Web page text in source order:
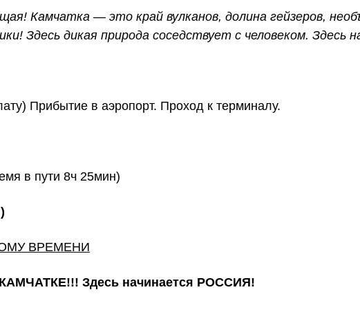
Камчатка — это край вулканов, долина гейзеров,
Здесь дикая природа соседствует с человеком. Здесь
Прибытие в аэропорт. Проход к терминалу.
в пути 8ч 25мин)
ВРЕМЕНИ
Здесь начинается РОССИЯ!